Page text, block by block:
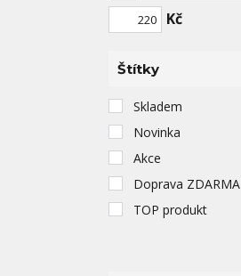
Kč
Štítky
Skladem
Novinka
Akce
Doprava ZDARMA
TOP produkt